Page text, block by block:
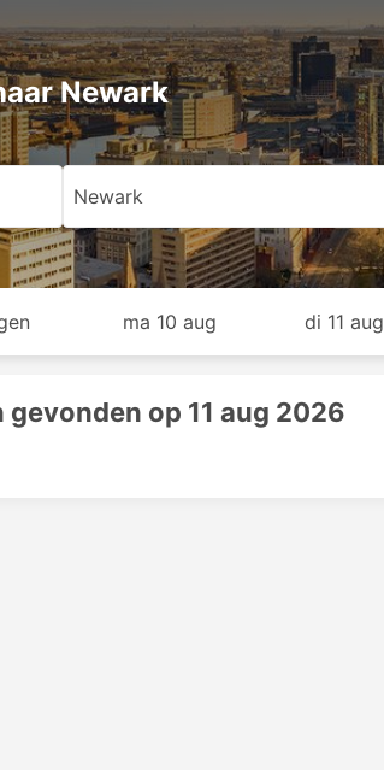
Newark
Newark
ma 10 aug di 11 aug
gevonden op 11 aug 2026